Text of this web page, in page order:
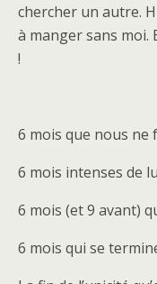
chercher un autre.
à manger sans moi.
!
6 mois que nous ne
6 mois intenses de
6 mois (et 9 avant)
6 mois qui se